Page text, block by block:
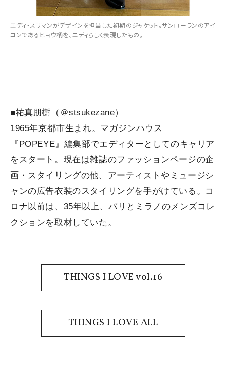
エディ・スリマンがデザインを担当した初期のジャケット。サンローランのアイ
コンであるヒョウ柄を、エディらしく表現したもの。
■祐真朋樹（ ＠stsukezane）
1965年京都市生まれ。マガジンハウス
『POPEYE』編集部でエディターとしてのキャリア
をスタート。現在は雑誌のファッションページの企
画・スタイリングの他、アーティストやミュージシ
ャンの広告衣装のスタイリングを手がけている。コ
ロナ以前は、35年以上、パリとミラノのメンズコレ
クションを取材していた。
THINGS I LOVE vol.16
THINGS I LOVE ALL